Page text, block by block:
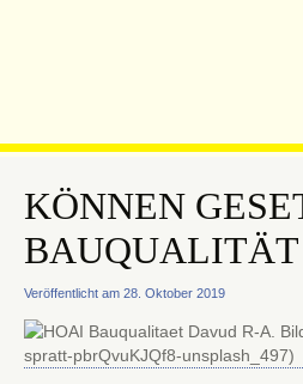
KÖNNEN
BAUQUALITÄT
Veröffentlicht am 28. Oktober 2019